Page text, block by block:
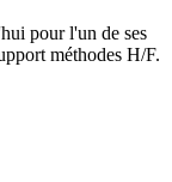
pour l'un de ses
méthodes H/F.